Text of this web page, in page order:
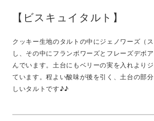
【ビスキュイタルト】
クッキー生地のタルトの中にジェノワーズ（
し、その中にフランボワーズとフレーズデボ
んでいます。土台にもベリーの実を入れより
ています。程よい酸味が後を引く、土台の部
しいタルトです♪♪